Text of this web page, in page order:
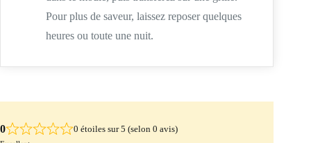
Pour plus de saveur, laissez reposer quelques
heures ou toute une nuit.
0 0 étoiles sur 5 (selon 0 avis)